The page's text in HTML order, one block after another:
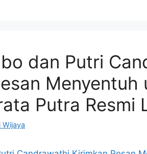
dan Putri
Menyentuh
Putra Resmi
Wijaya